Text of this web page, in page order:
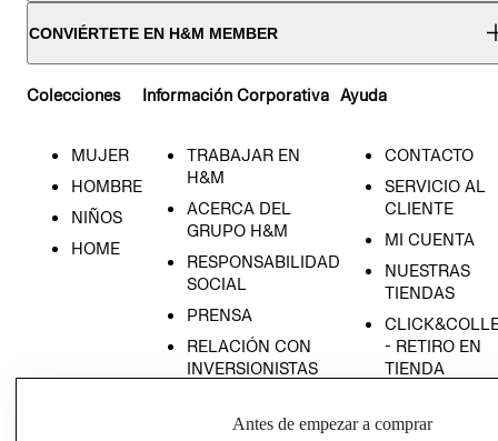
CONVIÉRTETE EN H&M MEMBER
Colecciones
MUJER
HOMBRE
NIÑOS
HOME
Información Corporativa
TRABAJAR EN
H&M
ACERCA DEL
GRUPO H&M
RESPONSABILIDAD
SOCIAL
PRENSA
RELACIÓN CON
INVERSIONISTAS
EMPRESARIAL
Ayuda
CONTACTO
SERVICIO AL
CLIENTE
MI CUENTA
NUESTRAS
TIENDAS
- RETIRO EN
TIENDA
CONDICIONES
Antes de empezar a comprar